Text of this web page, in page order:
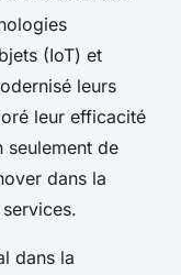
(IoT) et
leurs
leur efficacité
seulement de
dans la
dans la